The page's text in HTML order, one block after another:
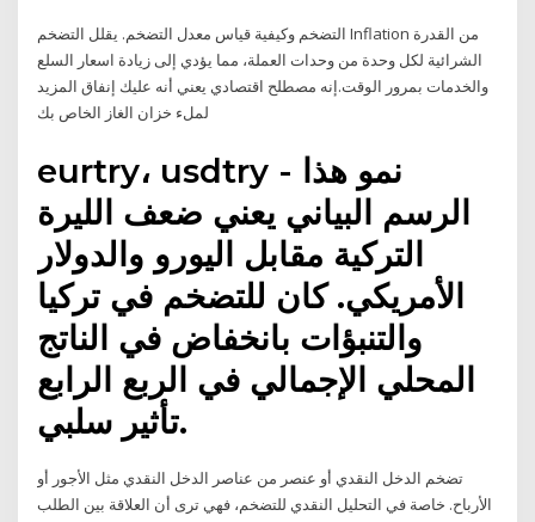
التضخم وكيفية قياس معدل التضخم. يقلل التضخم Inflation من القدرة
الشرائية لكل وحدة من وحدات العملة، مما يؤدي إلى زيادة اسعار السلع
والخدمات بمرور الوقت.إنه مصطلح اقتصادي يعني أنه عليك إنفاق المزيد
لملء خزان الغاز الخاص بك
eurtry، usdtry - نمو هذا
الرسم البياني يعني ضعف الليرة
التركية مقابل اليورو والدولار
الأمريكي. كان للتضخم في تركيا
والتنبؤات بانخفاض في الناتج
المحلي الإجمالي في الربع الرابع
تأثير سلبي.
تضخم الدخل النقدي أو عنصر من عناصر الدخل النقدي مثل الأجور أو
الأرباح. خاصة في التحليل النقدي للتضخم، فهي ترى أن العلاقة بين الطلب